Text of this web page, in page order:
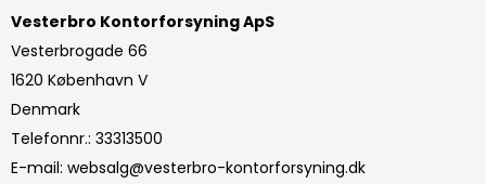
Vesterbro Kontorforsyning ApS
Vesterbrogade 66
1620 København V
Denmark
Telefonnr.: 33313500
E-mail: websalg@vesterbro-kontorforsyning.dk